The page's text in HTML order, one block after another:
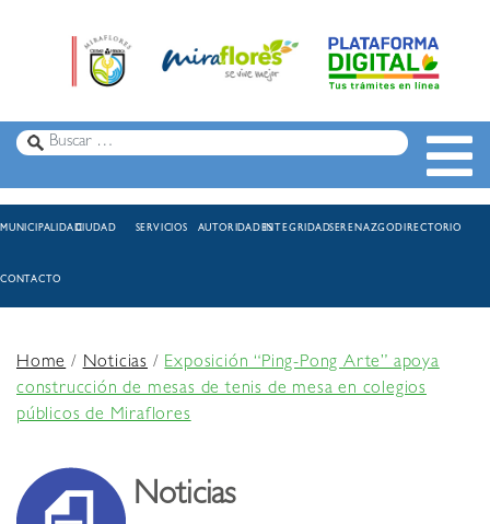
MUNICIPALIDADCIUDAD SERVICIOS AUTORIDADESINTEGRIDADSERENAZGODIRECTORIO
CONTACTO
Home/Noticias /Exposición “Ping-Pong Arte” apoya
construcción de mesas de tenis de mesa en colegios
públicos de Miraflores
Noticias